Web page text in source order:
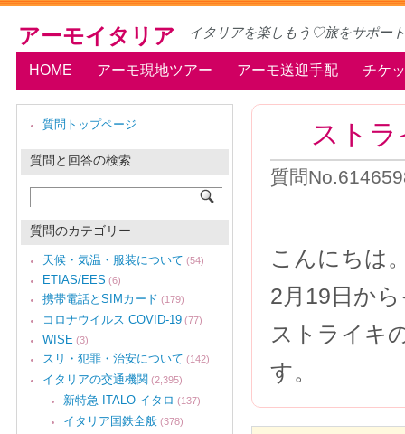
アーモイタリア イタリアを楽しもう♡旅をサポート
HOME アーモ現地ツアー アーモ送迎手配 チケ
スト
質問
こんにちは
2月19日か
ストライキ
す。
質問トップページ
質問と回答の検索
質問のカテゴリー
天候・気温・服装について (54)
ETIAS/EES (6)
携帯電話とSIMカード (179)
コロナウイルス COVID-19 (77)
WISE (3)
スリ・犯罪・治安について (142)
イタリアの交通機関 (2,395)
新特急 ITALO イタロ (137)
イタリア国鉄全般 (378)